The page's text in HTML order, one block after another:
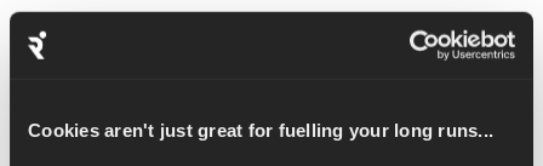
Cookies aren't just great for fuelling your long runs...
Playlist Runna per corti veloci